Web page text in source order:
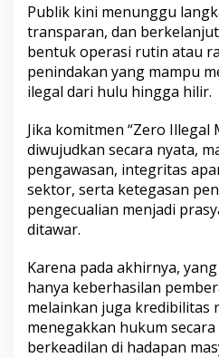
Publik kini menunggu
transparan, dan
bentuk operasi rutin atau
penindakan yang mampu
ilegal dari hulu hingga hilir.
Jika komitmen “Zero Illegal
diwujudkan secara nyata,
pengawasan, integritas
sektor, serta ketegasan
pengecualian menjadi
ditawar.
Karena pada akhirnya,
hanya keberhasilan
melainkan juga kredibilitas
menegakkan hukum
berkeadilan di hadapan